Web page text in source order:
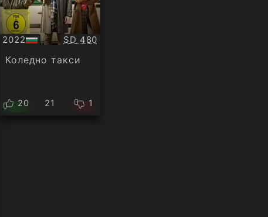
2022
БГ
аудио
Качество:
SD 480
Коледно такси
20 21 1